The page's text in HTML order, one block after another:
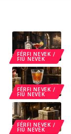
FÉRFI NEVEK /
FIÚ NEVEK
FÉRFI NEVEK /
FIÚ NEVEK
FÉRFI NEVEK /
FIÚ NEVEK